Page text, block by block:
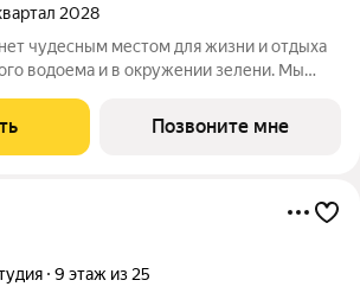
2028
чудесным местом для жизни и отдыха
водоема и в окружении зелени. Мы
которых можно начать свою
жизнь до
Позвоните мне
9 этаж из 25